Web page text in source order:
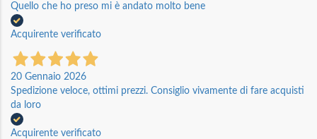
Quello che ho preso mi è andato molto bene
Acquirente verificato
20 Gennaio 2026
Spedizione veloce, ottimi prezzi. Consiglio vivamente di fare acquisti
da loro
Acquirente verificato